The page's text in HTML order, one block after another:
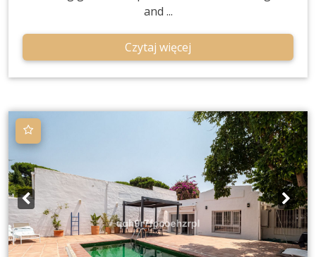
and ...
Czytaj więcej